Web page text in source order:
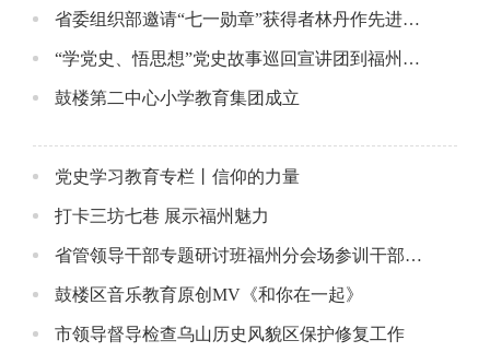
省委组织部邀请“七一勋章”获得者林丹作先进事迹报告
“学党史、悟思想”党史故事巡回宣讲团到福州宣讲
鼓楼第二中心小学教育集团成立
党史学习教育专栏丨信仰的力量
打卡三坊七巷 展示福州魅力
省管领导干部专题研讨班福州分会场参训干部分享心得
鼓楼区音乐教育原创MV《和你在一起》
市领导督导检查乌山历史风貌区保护修复工作